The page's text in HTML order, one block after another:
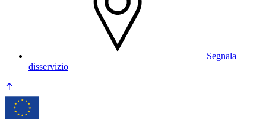
Segnala
disservizio